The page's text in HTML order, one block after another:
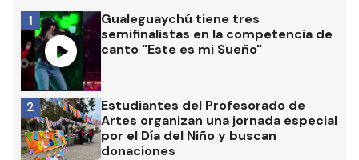
Gualeguaychú tiene tres
semifinalistas en la competencia de
canto "Este es mi Sueño"
1
Estudiantes del Profesorado de
Artes organizan una jornada especial
por el Día del Niño y buscan
donaciones
2